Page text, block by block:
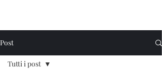
Post
Tutti i post